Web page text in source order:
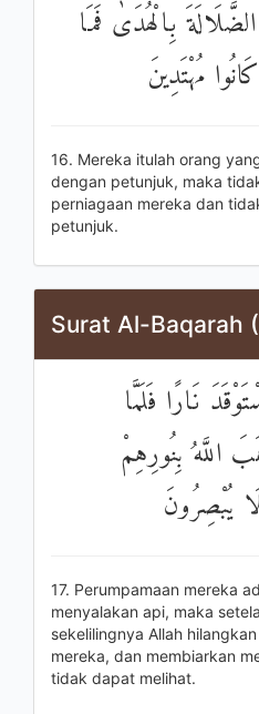
بِالْهُدَىٰ فَمَا
مُهْتَدِينَ
16. Mereka itulah orang
dengan petunjuk, maka
perniagaan mereka dan
petunjuk.
Surat Al-Baqarah
نَارًا فَلَمَّا
بِنُورِهِمْ
يُبْصِرُونَ
17. Perumpamaan mereka
menyalakan api, maka
sekelilingnya Allah
mereka, dan membiarkan
tidak dapat melihat.